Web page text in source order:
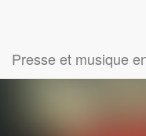
Presse et musique